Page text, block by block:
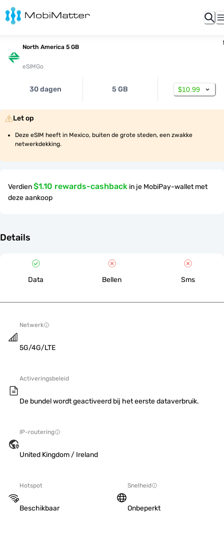
North America 5 GB
eSIMGo
30 dagen 5 GB $10.99
Let op
Deze eSIM heeft in Mexico, buiten de grote steden, een zwakke
netwerkdekking.
Verdien$1.10 rewards-cashback in je MobiPay-wallet met
deze aankoop
Details
Data Bellen Sms
Netwerk
5G/4G/LTE
Activeringsbeleid
De bundel wordt geactiveerd bij het eerste dataverbruik.
IP-routering
United Kingdom / Ireland
Hotspot
Beschikbaar
Snelheid
Onbeperkt